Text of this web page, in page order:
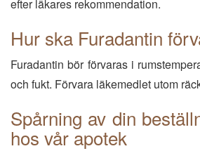
efter läkares rekommendation.
Hur ska Furadantin
Furadantin bör förvaras i
och fukt. Förvara läkemedlet utom
Spårning av din
hos vår apotek